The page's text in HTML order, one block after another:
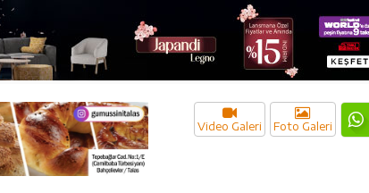
Foto Galeri
Video Galeri